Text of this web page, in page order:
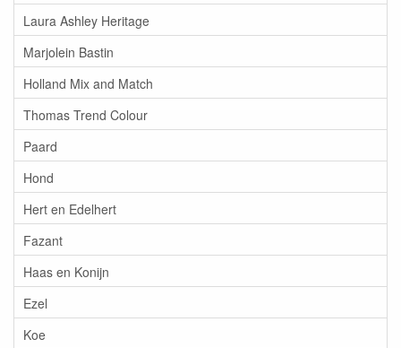
Laura Ashley Heritage
Marjolein Bastin
Holland Mix and Match
Thomas Trend Colour
Paard
Hond
Hert en Edelhert
Fazant
Haas en Konijn
Ezel
Koe